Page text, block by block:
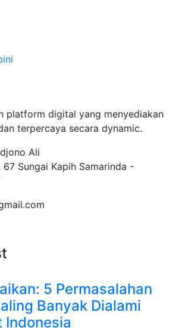
platform digital yang menyediakan
terpercaya secara dynamic.
Ali
67 Sungai Kapih Samarinda -
5 Permasalahan
Banyak Dialami
Indonesia